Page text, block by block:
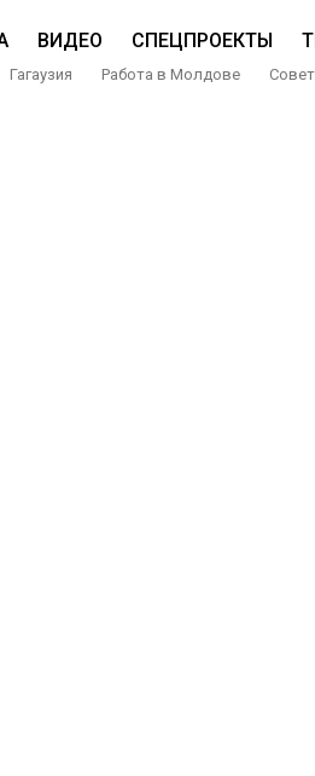
ВИДЕО СПЕЦПРОЕКТЫ
Гагаузия Работа в Молдове